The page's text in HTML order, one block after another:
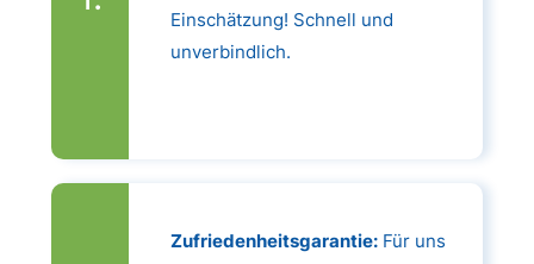
Einschätzung! Schnell und
unverbindlich.
Zufriedenheitsgarantie:Für uns